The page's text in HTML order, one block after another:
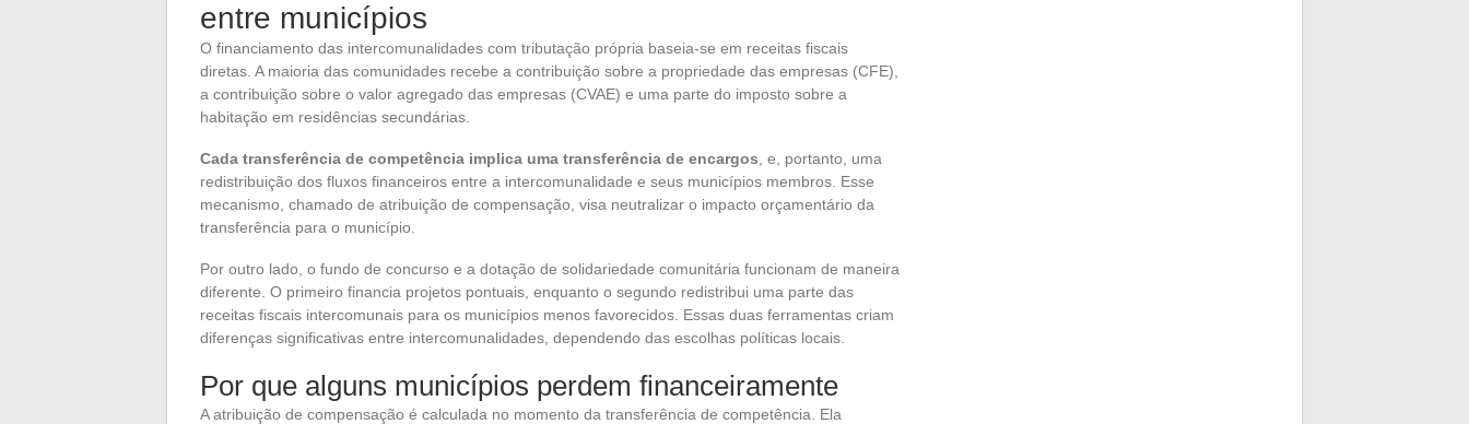
entre municípios
O financiamento das intercomunalidades com tributação própria baseia-se em receitas fiscais
diretas. A maioria das comunidades recebe a contribuição sobre a propriedade das empresas (CFE),
a contribuição sobre o valor agregado das empresas (CVAE) e uma parte do imposto sobre a
habitação em residências secundárias.
Cada transferência de competência implica uma transferência de encargos , e, portanto, uma
redistribuição dos fluxos financeiros entre a intercomunalidade e seus municípios membros. Esse
mecanismo, chamado de atribuição de compensação, visa neutralizar o impacto orçamentário da
transferência para o município.
Por outro lado, o fundo de concurso e a dotação de solidariedade comunitária funcionam de maneira
diferente. O primeiro financia projetos pontuais, enquanto o segundo redistribui uma parte das
receitas fiscais intercomunais para os municípios menos favorecidos. Essas duas ferramentas criam
diferenças significativas entre intercomunalidades, dependendo das escolhas políticas locais.
Por que alguns municípios perdem financeiramente
A atribuição de compensação é calculada no momento da transferência de competência. Ela